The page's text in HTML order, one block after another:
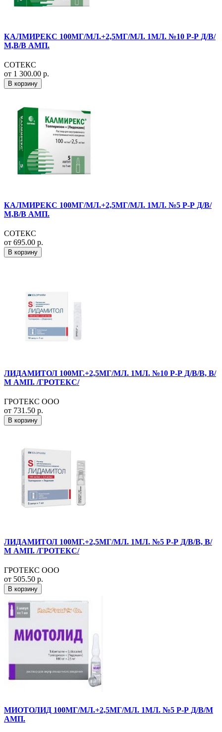
КАЛМИРЕКС 100МГ/МЛ.+2,5МГ/МЛ. 1МЛ. №10 Р-Р Д/В/
М,В/В АМП.
СОТЕКС
от 1 300.00 р.
В корзину
КАЛМИРЕКС 100МГ/МЛ.+2,5МГ/МЛ. 1МЛ. №5 Р-Р Д/В/
М,В/В АМП.
СОТЕКС
от 695.00 р.
В корзину
ЛИДАМИТОЛ 100МГ.+2,5МГ/МЛ. 1МЛ. №10 Р-Р Д/В/В, В/
М АМП. /ГРОТЕКС/
ГРОТЕКС ООО
от 731.50 р.
В корзину
ЛИДАМИТОЛ 100МГ.+2,5МГ/МЛ. 1МЛ. №5 Р-Р Д/В/В, В/
М АМП. /ГРОТЕКС/
ГРОТЕКС ООО
от 505.50 р.
В корзину
МИОТОЛИД 100МГ/МЛ.+2,5МГ/МЛ. 1МЛ. №5 Р-Р Д/В/М
АМП.